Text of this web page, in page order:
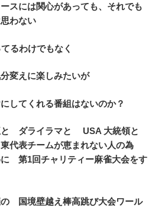
スには関心があっても、それでも
わない
るわけでもなく
変えに楽しみたいが
してくれる番組はないのか？
と ダライラマと USA 大統領と
代表チームが恵まれない人の為
第1回チャリティー麻雀大会をす
の 国境壁越え棒高跳び大会ワール